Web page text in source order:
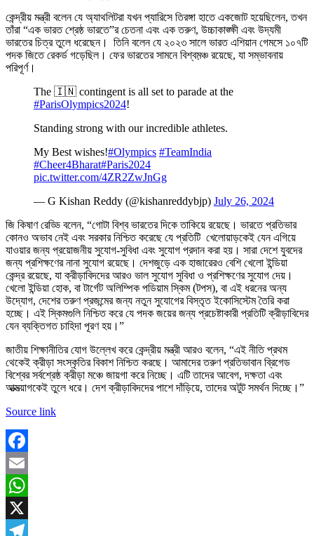
কেন্দ্রীয় মন্ত্রী বলেন যে অ্যাথলিটরা যখন প্যারিসে তিরঙ্গা হাতে একজোট হয়েছিলেন, তখন
তাঁরা “এক ভারত শ্রেষ্ঠ ভারতে”র চেতনা এবং এক তরুণ, উচ্চাকাঙ্ক্ষী এবং উদ্যমী
ভারতের চিত্র তুলে ধরেছেন। তিনি বলেন যে ২০২৩ সালে ভারত এশিয়ান গেমসে ১০৭টি
পদক জিতে রেকর্ড গড়েছিল। ফের ভারতের সামনে বিশ্বম়ঞ্চ রয়েছে, যা সম্ভাবনায়
পরিপূর্ণ।
The 🇮🇳 contingent is all set to parade at the
#ParisOlympics2024!
Standing strong with our incredible athletes.
My Best wishes!#Olympics #TeamIndia
#Cheer4Bharat#Paris2024
pic.twitter.com/4ZR2ZwJnGg
— G Kishan Reddy (@kishanreddybjp) July 26, 2024
জি কিষাণ রেড্ডি বলেন, “গোটা বিশ্ব ভারতের দিকে তাকিয়ে রয়েছে। ভারতে প্রতিভার
কোনও অভাব নেই এবং সরকার নিশ্চিত করেছে যে প্রতিটি খেলোয়াড়কেই যেন এগিয়ে
যাওয়ার জন্য প্রয়োজনীয় সুযোগ-সুবিধা এবং সুযোগ প্রদান করা হয়। সারা দেশে যুবদের
জন্য প্রশিক্ষণের নানা সুযোগ রয়েছে। দেশজুড়ে এক হাজারেরও বেশি খেলো ইন্ডিয়া
কেন্দ্র রয়েছে, যা ক্রীড়াবিদদের আরও ভাল সুযোগ সুবিধা ও প্রশিক্ষণের সুযোগ দেয়।
খেলো ইন্ডিয়া হোক, বা টার্গেট অলিম্পিক পডিয়াম স্কিম (টপস), বা এই ধরনের অন্য
উদ্যোগ, দেশের তরুণ প্রজন্মের জন্য নতুন সুযোগের বিস্তৃত ইকোসিস্টেম তৈরি করা
হচ্ছে। এই স্কিমগুলি নিশ্চিত করে যে পদক জয়ের জন্য প্রচেষ্টাকারী প্রতিটি ক্রীড়াবিদের
যেন ব্যক্তিগত চাহিদা পূরণ হয়।”
জাতীয় শিক্ষানীতির যোগ উল্লেখ করে কেন্দ্রীয় মন্ত্রী আরও বলেন, “এই নীতি প্রথম
থেকেই ক্রীড়া সংস্কৃতির বিকাশ নিশ্চিত করছে। আমাদের তরুণ প্রতিভাবান ব্রিগেড
বিশ্বের সর্বশ্রেষ্ঠ ক্রীড়া মঞ্চে জায়গা করে নিচ্ছে। এটি তাদের আবেগ, দক্ষতা এবং
আত্মত্য়াগকেই তুলে ধরে। দেশ ক্রীড়াবিদদের পাশে দাঁড়িয়ে, তাদের অটুট সমর্থন দিচ্ছে।”
Source link
Facebook
Email
WhatsApp
X